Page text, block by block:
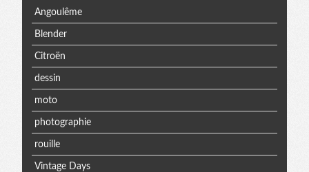
Angoulême
Blender
Citroën
dessin
moto
photographie
rouille
Vintage Days